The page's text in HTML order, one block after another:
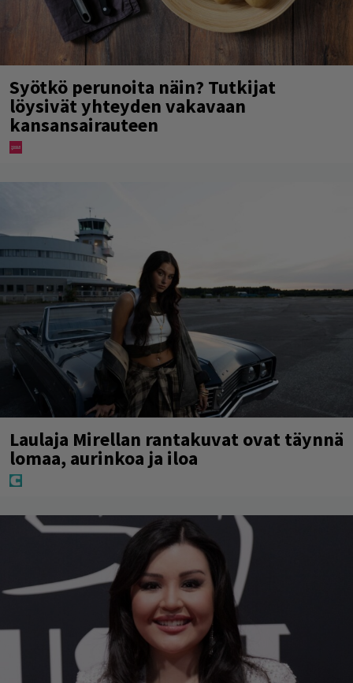
Syötkö perunoita näin? Tutkijat
löysivät yhteyden vakavaan
kansansairauteen
Laulaja Mirellan rantakuvat ovat täynnä
lomaa, aurinkoa ja iloa